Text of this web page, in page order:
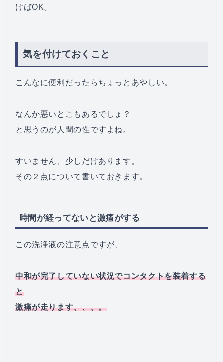
けばOK。
気を付けておくこと
こんなに便利だったらちょっとあやしい。
なんか悪いとこもあるでしょ？
と思うのが人間の性ですよね。
すいません、少しだけあります。
その２点について書いておきます。
時間が経ってないと激痛がする
この洗浄液の注意点ですが、
中和が完了していない状況でコンタクトを装着する
と
激痛が走ります、、、。